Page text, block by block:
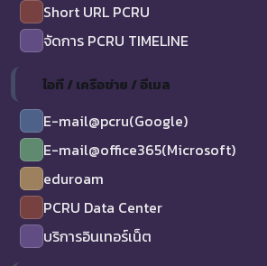
Short URL PCRU
จัดการ PCRU TIMELINE
ไอที / เครือข่าย / อีเมล
E-mail@pcru(Google)
E-mail@office365(Microsoft)
eduroam
PCRU Data Center
บริการอินเทอร์เน็ต